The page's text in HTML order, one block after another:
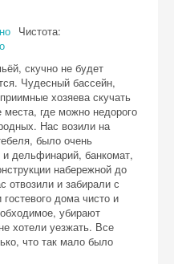
Чистота:
скучно не будет
Чудесный бассейн,
хозяева скучать
где можно недорого
Нас возили на
было очень
и дельфинарий, банкомат,
набережной до
отвозили и забирали с
дома чисто и
убирают
хотели уезжать. Все
что так мало было